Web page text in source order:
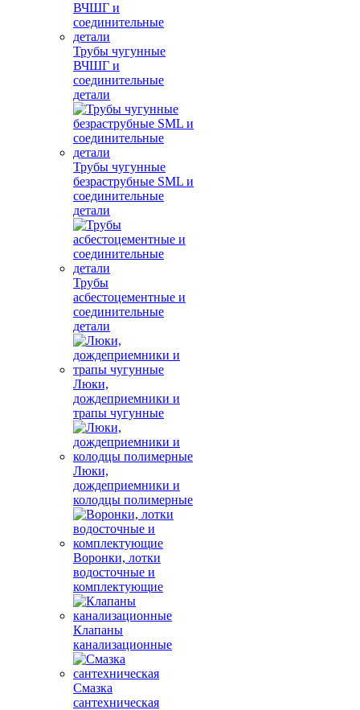
Трубы чугунные
ВЧШГ и
соединительные
детали
Трубы чугунные
безраструбные SML и
соединительные
детали
Трубы
асбестоцементные и
соединительные
детали
Люки,
дождеприемники и
трапы чугунные
Люки,
дождеприемники и
колодцы полимерные
Воронки, лотки
водосточные и
комплектующие
Клапаны
канализационные
Смазка
сантехническая